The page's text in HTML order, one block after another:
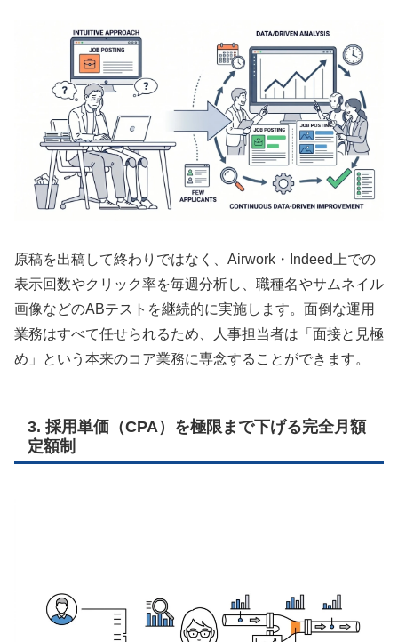
原稿を出稿して終わりではなく、Airwork・Indeed上での
表示回数やクリック率を毎週分析し、職種名やサムネイル
画像などのABテストを継続的に実施します。面倒な運用
業務はすべて任せられるため、人事担当者は「面接と見極
め」という本来のコア業務に専念することができます。
3. 採用単価（CPA）を極限まで下げる完全月額
定額制